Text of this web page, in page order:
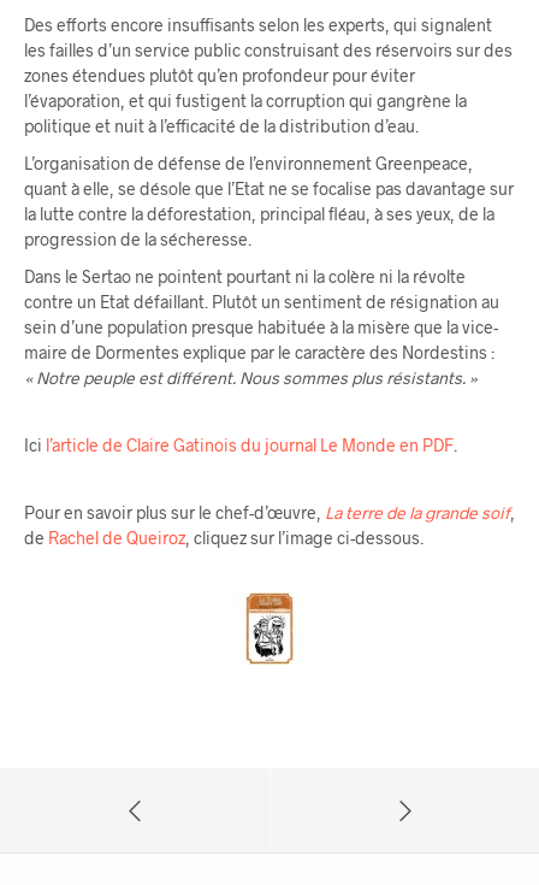
Des efforts encore insuffisants selon les experts, qui signalent
les failles d’un service public construisant des réservoirs sur des
zones étendues plutôt qu’en profondeur pour éviter
l’évaporation, et qui fustigent la corruption qui gangrène la
politique et nuit à l’efficacité de la distribution d’eau.
L’organisation de défense de l’environnement Greenpeace,
quant à elle, se désole que l’Etat ne se focalise pas davantage sur
la lutte contre la déforestation, principal fléau, à ses yeux, de la
progression de la sécheresse.
Dans le Sertao ne pointent pourtant ni la colère ni la révolte
contre un Etat défaillant. Plutôt un sentiment de résignation au
sein d’une population presque habituée à la misère que la vice-
maire de Dormentes explique par le caractère des Nordestins :
« Notre peuple est différent. Nous sommes plus résistants. »
Ici l’article de Claire Gatinois du journal Le Monde en PDF
Pour en savoir plus sur le chef-d’œuvre, La terre de la grande soif,
de Rachel de Queiroz , cliquez sur l’image ci-dessous.